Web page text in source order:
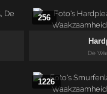
256
De
1226